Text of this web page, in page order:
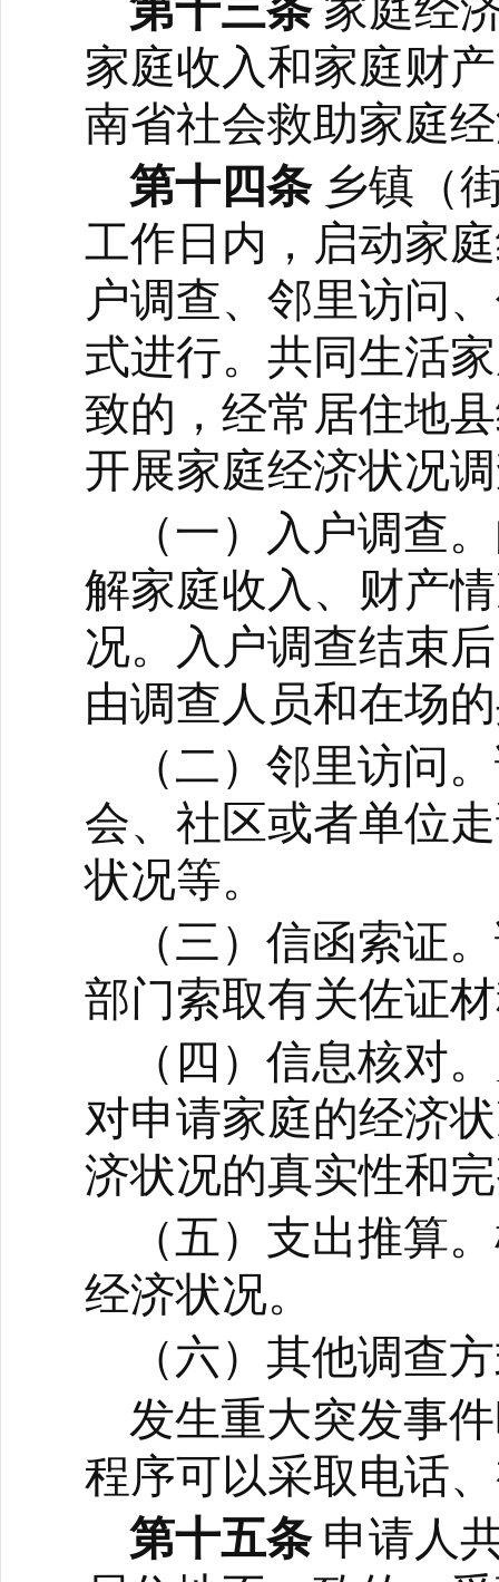
家庭收入和家庭财
南省社会救助家庭
第十四条 乡镇（
工作日内，启动家
户调查、邻里访问
式进行。 共同生活
致的，经常居住地
开展家庭经济状况
（一）入户调查
解家庭收入、财产
况。入户调查结束
由调查人员和在场
（二）邻里访问
会、社区或者单位
状况等。
（三）信函索证
部门索取有关佐证
（四）信息核对
对申请家庭的经济
济状况的真实性和
（五）支出推算
经济状况。
（六）其他调查
发生重大突发事
程序可以采取电话
第十五条 申请人